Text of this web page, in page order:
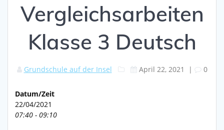
Vergleichsarbeiten
Klasse 3 Deutsch
Grundschule auf der Insel April 22, 2021 | 0
Datum/Zeit
22/04/2021
07:40 - 09:10